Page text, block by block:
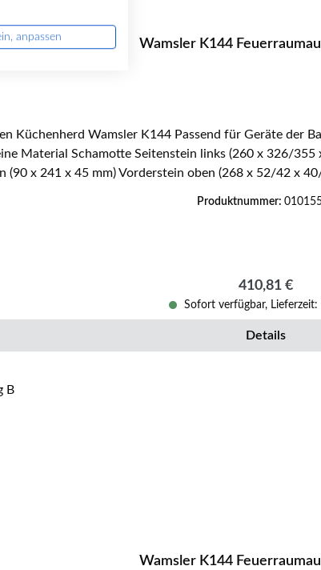
Wamsler K144
Material Schamotte Seitenstein links (260 x 326/
(90 x 241 x 45 mm) Vorderstein oben (268 x 52/42 x
Produktnummer:
Regulärer
410,81 €
Sofort verfügbar, Lieferzeit:
Details
Wamsler K144
anpassen